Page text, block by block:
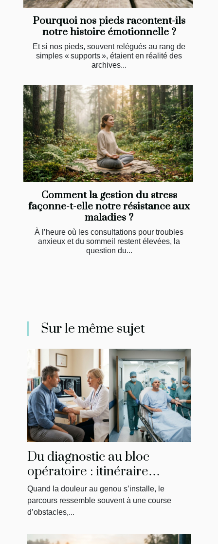
Pourquoi nos pieds racontent-ils
notre histoire émotionnelle ?
Et si nos pieds, souvent relégués au rang de
simples « supports », étaient en réalité des
archives...
Comment la gestion du stress
façonne-t-elle notre résistance aux
maladies ?
À l’heure où les consultations pour troubles
anxieux et du sommeil restent élevées, la
question du...
Sur le même sujet
Du diagnostic au bloc
opératoire : itinéraire
singulier d’un patient
Quand la douleur au genou s’installe, le
parcours ressemble souvent à une course
d’obstacles,...